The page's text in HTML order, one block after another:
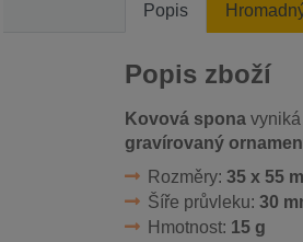
Popis
Popis zboží
Kovová spona
gravírovaný
Rozměry: 35 x 55
Šíře průvleku: 30
Hmotnost: 15 g